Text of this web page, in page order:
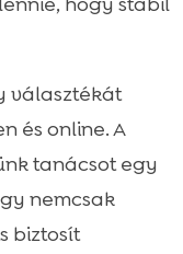
választékát
és online. A
tanácsot egy
nemcsak
biztosít